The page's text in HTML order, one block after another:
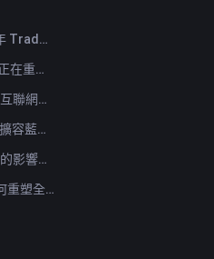
從 RWA 代幣化趨勢看 2026 年 TradFi 的興起
AgentFi 與 DeFi 的融合：AI 正在重塑鏈上資產管理的新時代
什麽是 X402 協議：一種重構互聯網價值交換體系的新技術標準
以太坊 Fusaka 升級如何重塑擴容藍圖？從 Rollup 架構到結算層轉型
Tether（USDT）對加密市場的影響：推動牛市力量還是重大風險？
從證券化到穩定幣：RWA 如何重塑全球資本流動？